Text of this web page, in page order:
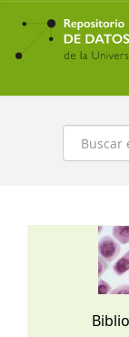
Ir
contenido
principal
Buscar